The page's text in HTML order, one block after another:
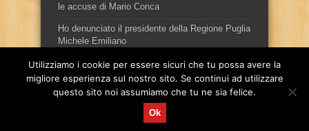
le accuse di Mario Conca
Ho denunciato il presidente della Regione Puglia
Michele Emiliano
Sito ufficiale del candidato sindaco, per la città di Gravina in
Utilizziamo i cookie per essere sicuri che tu possa avere la
migliore esperienza sul nostro sito. Se continui ad utilizzare
questo sito noi assumiamo che tu ne sia felice.
Ok